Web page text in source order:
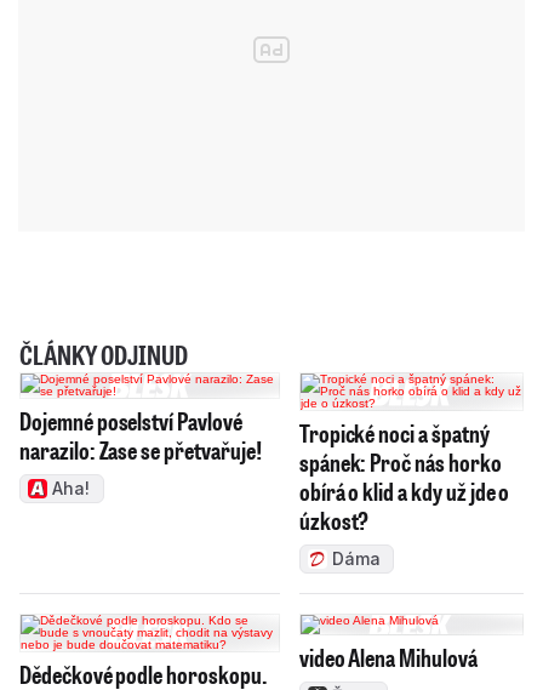
ČLÁNKY ODJINUD
Dojemné poselství Pavlové
narazilo: Zase se přetvařuje!
Aha!
Tropické noci a špatný
spánek: Proč nás horko
obírá o klid a kdy už jde o
úzkost?
Dáma
Dědečkové podle horoskopu.
video Alena Mihulová